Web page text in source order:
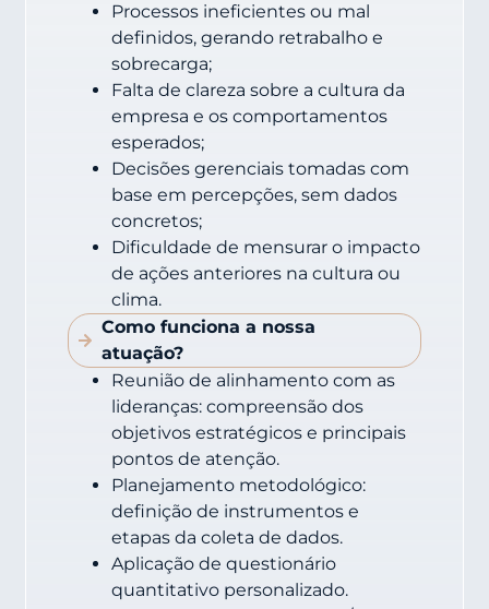
Processos ineficientes ou mal
definidos, gerando retrabalho e
sobrecarga;
Falta de clareza sobre a cultura da
empresa e os comportamentos
esperados;
Decisões gerenciais tomadas com
base em percepções, sem dados
concretos;
Dificuldade de mensurar o impacto
de ações anteriores na cultura ou
clima.
Como funciona a nossa
atuação?
Reunião de alinhamento com as
lideranças: compreensão dos
objetivos estratégicos e principais
pontos de atenção.
Planejamento metodológico:
definição de instrumentos e
etapas da coleta de dados.
Aplicação de questionário
quantitativo personalizado.